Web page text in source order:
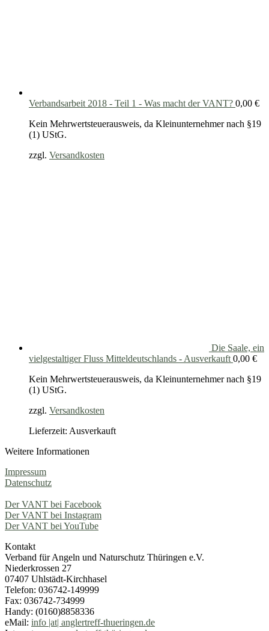
Verbandsarbeit 2018 - Teil 1 - Was macht der VANT? 0,00 €
Kein Mehrwertsteuerausweis, da Kleinunternehmer nach §19
(1) UStG.
zzgl. Versandkosten
Die Saale, ein
vielgestaltiger Fluss Mitteldeutschlands - Ausverkauft 0,00 €
Kein Mehrwertsteuerausweis, da Kleinunternehmer nach §19
(1) UStG.
zzgl. Versandkosten
Lieferzeit: Ausverkauft
Weitere Informationen
Impressum
Datenschutz
Der VANT bei Facebook
Der VANT bei Instagram
Der VANT bei YouTube
Kontakt
Verband für Angeln und Naturschutz Thüringen e.V.
Niederkrossen 27
07407 Uhlstädt-Kirchhasel
Telefon: 036742-149999
Fax: 036742-734999
Handy: (0160)8858336
eMail: info |at| anglertreff-thueringen.de